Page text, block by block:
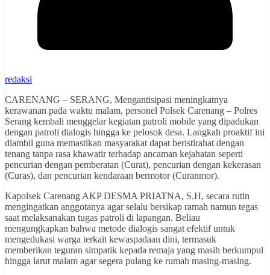
redaksi
CARENANG – SERANG, Mengantisipasi meningkatnya
kerawanan pada waktu malam, personel Polsek Carenang – Polres
Serang kembali menggelar kegiatan patroli mobile yang dipadukan
dengan patroli dialogis hingga ke pelosok desa. Langkah proaktif ini
diambil guna memastikan masyarakat dapat beristirahat dengan
tenang tanpa rasa khawatir terhadap ancaman kejahatan seperti
pencurian dengan pemberatan (Curat), pencurian dengan kekerasan
(Curas), dan pencurian kendaraan bermotor (Curanmor).
Kapolsek Carenang AKP DESMA PRIATNA, S.H, secara rutin
mengingatkan anggotanya agar selalu bersikap ramah namun tegas
saat melaksanakan tugas patroli di lapangan. Beliau
mengungkapkan bahwa metode dialogis sangat efektif untuk
mengedukasi warga terkait kewaspadaan dini, termasuk
memberikan teguran simpatik kepada remaja yang masih berkumpul
hingga larut malam agar segera pulang ke rumah masing-masing.